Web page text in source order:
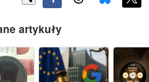
artykuły